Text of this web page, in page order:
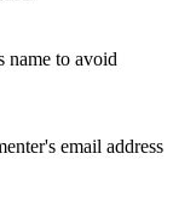
name to avoid
email address